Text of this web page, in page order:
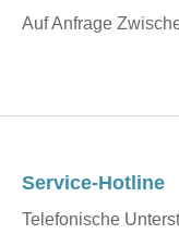
Auf Anfrage
Service-Hotline
Telefonische